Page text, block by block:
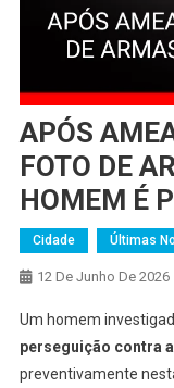
APÓS
FOTO DE
HOMEM É
Cidade Últimas
12 De Junho De 2026
Um homem
perseguição contra
preventivamente